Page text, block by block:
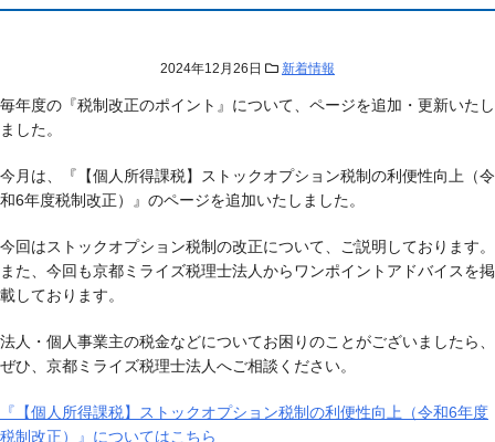
2024年12月26日 新着情報
毎年度の『税制改正のポイント』について、ページを追加・更新いたし
ました。
今月は、『【個人所得課税】ストックオプション税制の利便性向上（令
和6年度税制改正）』のページを追加いたしました。
今回はストックオプション税制の改正について、ご説明しております。
また、今回も京都ミライズ税理士法人からワンポイントアドバイスを掲
載しております。
法人・個人事業主の税金などについてお困りのことがございましたら、
ぜひ、京都ミライズ税理士法人へご相談ください。
『【個人所得課税】ストックオプション税制の利便性向上（令和6年度
税制改正）』についてはこちら